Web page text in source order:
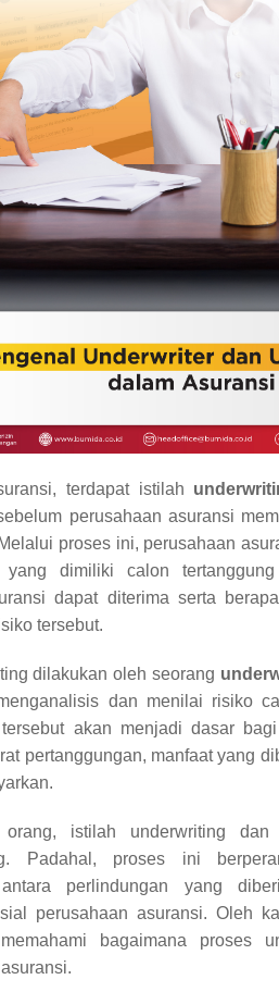
terdapat istilah
perusahaan asuransi
proses ini, perusahaan
yang dimiliki calon
dapat diterima serta
tersebut.
dilakukan oleh seorang
dan menilai risiko
akan menjadi dasar
pertanggungan, manfaat yang
istilah underwriting dan
Padahal, proses ini
antara perlindungan yang
perusahaan asuransi. Oleh
bagaimana proses